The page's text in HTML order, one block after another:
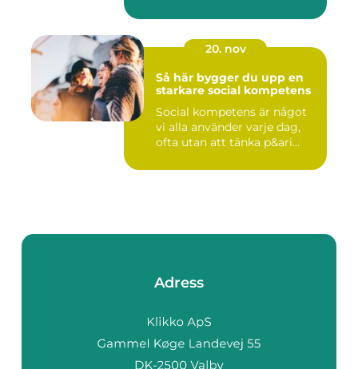
20. nov
Så här bygger du upp en
starkare social kompetens
Social kompetens är något
vi alla använder varje dag,
ofta utan att tänka p&ari...
Adress